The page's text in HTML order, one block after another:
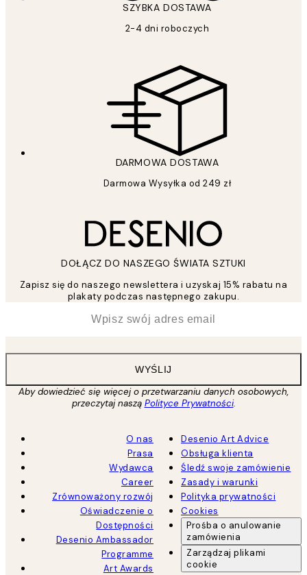
SZYBKA DOSTAWA
2-4 dni roboczych
DARMOWA DOSTAWA
Darmowa Wysyłka od 249 zł
DOŁĄCZ DO NASZEGO ŚWIATA SZTUKI
Zapisz się do naszego newslettera i uzyskaj 15% rabatu na
plakaty podczas następnego zakupu.
WYŚLIJ
Aby dowiedzieć się więcej o przetwarzaniu danych osobowych,
przeczytaj naszą Polityce Prywatności.
O nas
Prasa
Wydawca
Career
Zrównoważony rozwój
Oświadczenie o
Dostępności
Desenio Ambassador
Programme
Art Awards
Desenio Art Advice
Obsługa klienta
Śledź swoje zamówienie
Zasady i warunki
Polityka prywatności
Cookies
Prośba o anulowanie
zamówienia
Zarządzaj plikami
cookie